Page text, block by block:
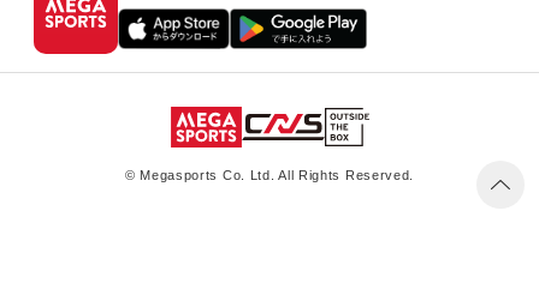
© Megasports Co. Ltd. All Rights Reserved.